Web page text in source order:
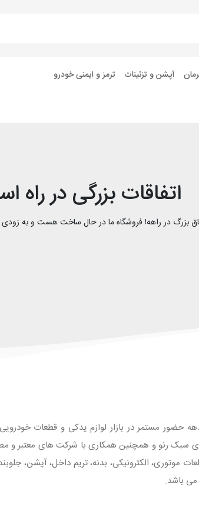
آپشن و تزئینات ترمز و ایمنی خودرو
اتفاقات بزرگی در راه
بزرگ در راهه! فروشگاه ما در حال ساخت هست و به زودی
حضور مستمر در بازار لوازم یدکی و قطعات خودرویی
سبک رنو و همچنین همکاری با شرکت های معتبر و
از 1500 قلم انواع قطعات موتوری، الکترونیکی، بدنه، تریم
می باشد.